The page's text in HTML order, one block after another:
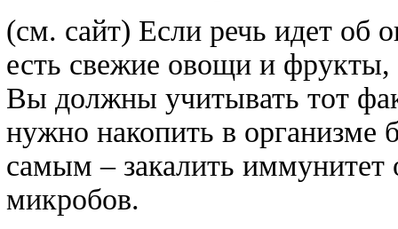
(см. сайт) Если речь идет об
есть свежие овощи и фрукты,
Вы должны учитывать тот
нужно накопить в организме
самым – закалить иммунитет
микробов.